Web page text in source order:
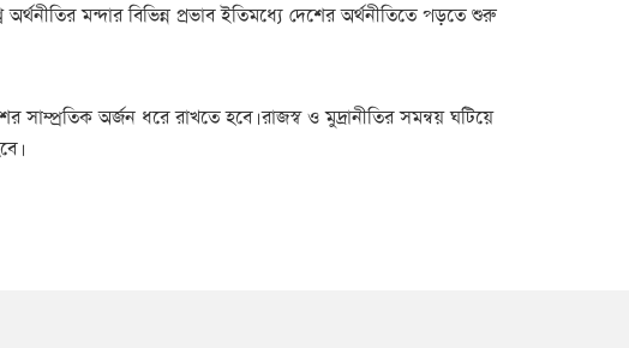
মন্দার বিভিন্ন প্রভাব ইতিমধ্যে দেশের অর্থনীতিতে পড়তে শুরু
অর্জন ধরে রাখতে হবে। রাজস্ব ও মুদ্রানীতির সমন্বয় ঘটিয়ে